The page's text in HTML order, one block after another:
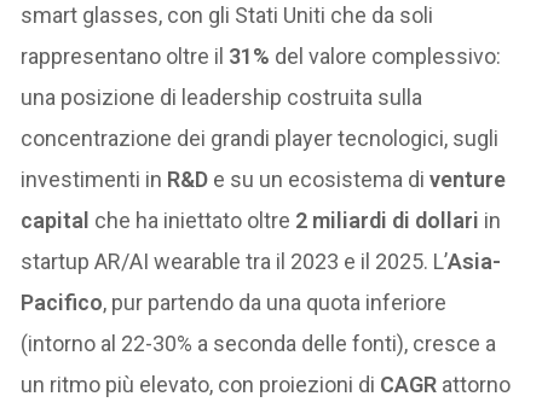
smart glasses, con gli Stati Uniti che da soli
rappresentano oltre il 31% del valore complessivo:
una posizione di leadership costruita sulla
concentrazione dei grandi player tecnologici, sugli
investimenti in R&D e su un ecosistema diventure
capital che ha iniettato oltre 2 miliardi di dollari in
startup AR/AI wearable tra il 2023 e il 2025. L’Asia-
Pacifico, pur partendo da una quota inferiore
(intorno al 22-30% a seconda delle fonti), cresce a
un ritmo più elevato, con proiezioni di CAGR attorno